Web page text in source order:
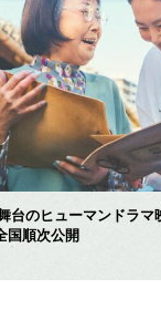
台のヒューマンドラマ
国順次公開